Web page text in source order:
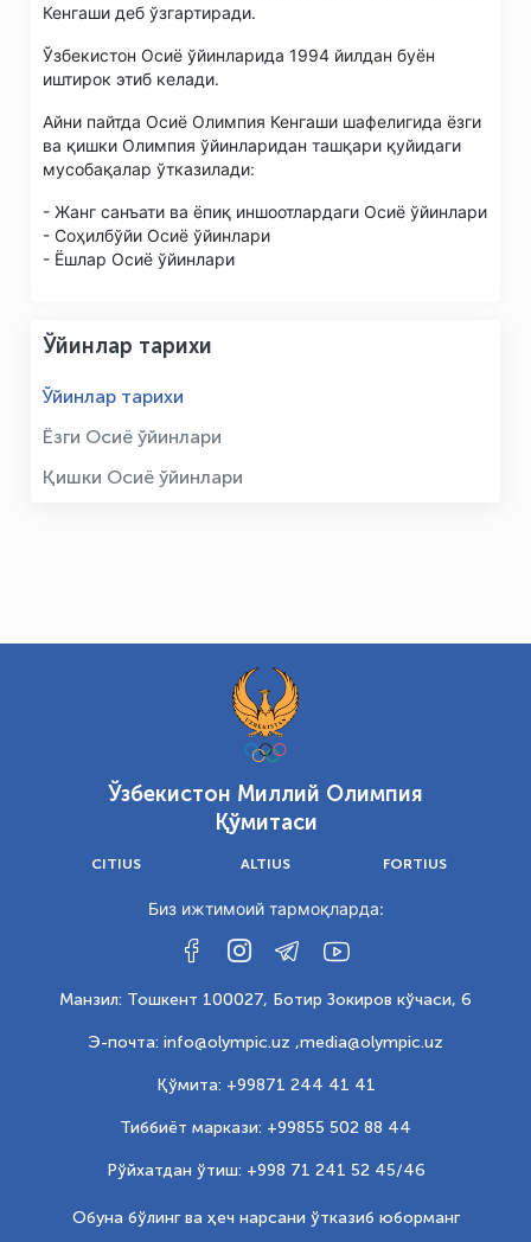
Кенгаши деб ўзгартиради.
Ўзбекистон Осиё ўйинларида 1994 йилдан буён
иштирок этиб келади.
Айни пайтда Осиё Олимпия Кенгаши шафелигида ёзги
ва қишки Олимпия ўйинларидан ташқари қуйидаги
мусобақалар ўтказилади:
- Жанг санъати ва ёпиқ иншоотлардаги Осиё ўйинлари
- Соҳилбўйи Осиё ўйинлари
- Ёшлар Осиё ўйинлари
Ўйинлар тарихи
Ўйинлар тарихи
Ёзги Осиё ўйинлари
Қишки Осиё ўйинлари
Ўзбекистон Миллий Олимпия
Қўмитаси
CITIUS ALTIUS FORTIUS
Биз ижтимоий тармоқларда:
Манзил: Тошкент 100027, Ботир Зокиров кўчаси, 6
Э-почта: info@olympic.uz ,media@olympic.uz
Қўмита: +99871 244 41 41
Тиббиёт маркази: +99855 502 88 44
Рўйхатдан ўтиш: +998 71 241 52 45/46
Обуна бўлинг ва ҳеч нарсани ўтказиб юборманг